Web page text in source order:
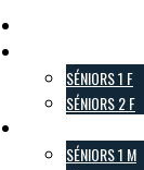
SÉNIORS 1 F
SÉNIORS 2 F
SÉNIORS 1 M